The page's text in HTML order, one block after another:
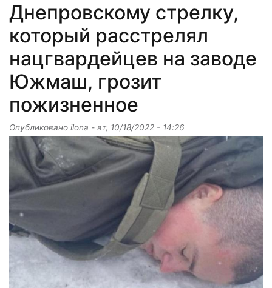
Днепровскому стрелку,
который расстрелял
нацгвардейцев на заводе
Южмаш, грозит
пожизненное
Опубликовано ilona - вт, 10/18/2022 - 14:26